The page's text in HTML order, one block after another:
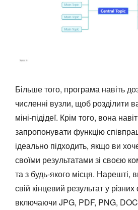
Більше того, програма навіть
численні вузли, щоб розділити
міні-підідеї. Крім того, вона
запропонувати функцію
ідеально підходить, якщо ви
своїми результатами зі своєю
та з будь-якого місця. Нарешті,
свій кінцевий результат у
включаючи JPG, PDF, PNG,